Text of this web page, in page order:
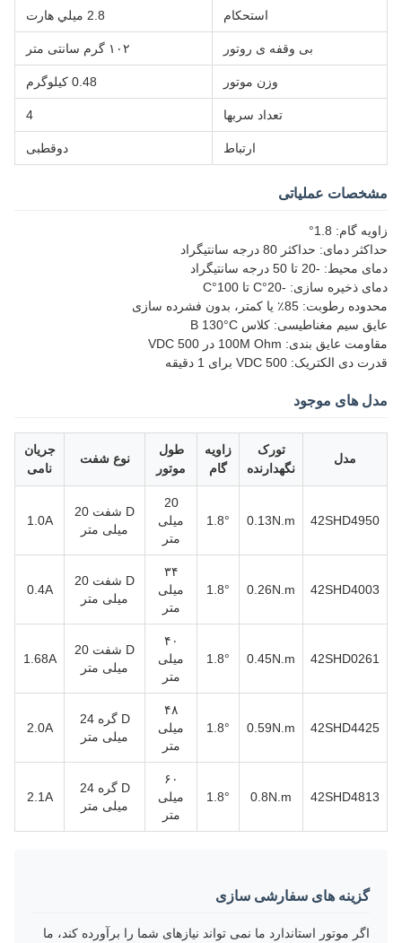
استحکام 2.8 ميلي هارت
بی وقفه ی روتور ۱۰۲ گرم سانتی متر
وزن موتور 0.48 کيلوگرم
تعداد سربها 4
ارتباط دوقطبی
مشخصات عملیاتی
زاویه گام: 1.8°
حداکثر دمای: حداکثر 80 درجه سانتیگراد
دمای محیط: -20 تا 50 درجه سانتیگراد
دمای ذخیره سازی: -20°C تا 100°C
محدوده رطوبت: 85٪ یا کمتر، بدون فشرده سازی
عایق سیم مغناطیسی: کلاس B 130°C
مقاومت عایق بندی: 100M Ohm در 500 VDC
قدرت دی الکتریک: 500 VDC برای 1 دقیقه
مدل های موجود
مدل
تورک
نگهدارنده
زاویه
گام
طول
موتور
نوع شفت
جریان
نامی
42SHD4950
0.13N.m
1.8°
20
میلی
متر
D شفت 20
میلی متر
1.0A
42SHD4003
0.26N.m
1.8°
۳۴
میلی
متر
D شفت 20
میلی متر
0.4A
42SHD0261
0.45N.m
1.8°
۴۰
میلی
متر
D شفت 20
میلی متر
1.68A
42SHD4425
0.59N.m
1.8°
۴۸
میلی
متر
D گره 24
میلی متر
2.0A
42SHD4813
0.8N.m
1.8°
۶۰
میلی
متر
D گره 24
میلی متر
2.1A
گزینه های سفارشی سازی
اگر موتور استاندارد ما نمی تواند نیازهای شما را برآورده کند، ما